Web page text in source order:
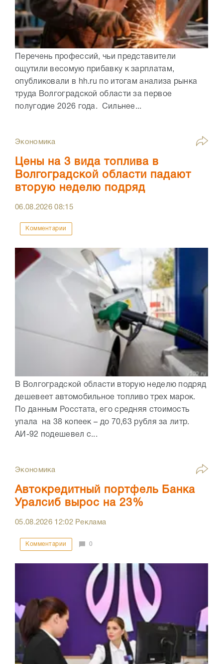
Перечень профессий, чьи представители
ощутили весомую прибавку к зарплатам,
опубликовали в hh.ru по итогам анализа рынка
труда Волгоградской области за первое
полугодие 2026 года. Сильнее...
Экономика
Цены на 3 вида топлива в
Волгоградской области падают
вторую неделю подряд
06.08.202608:15
Комментарии
В Волгоградской области вторую неделю подряд
дешевеет автомобильное топливо трех марок.
По данным Росстата, его средняя стоимость
упала на 38 копеек – до 70,63 рубля за литр.
АИ-92 подешевел с...
Экономика
Автокредитный портфель Банка
Уралсиб вырос на 23%
05.08.2026 12:02Реклама
Комментарии 0